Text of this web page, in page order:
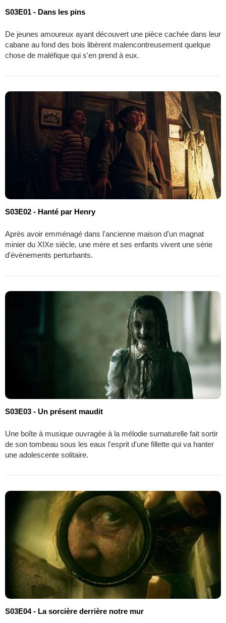
S03E01 - Dans les pins
De jeunes amoureux ayant découvert une pièce cachée dans leur
cabane au fond des bois libèrent malencontreusement quelque
chose de maléfique qui s'en prend à eux.
S03E02 - Hanté par Henry
Après avoir emménagé dans l'ancienne maison d'un magnat
minier du XIXe siècle, une mère et ses enfants vivent une série
d'évènements perturbants.
S03E03 - Un présent maudit
Une boîte à musique ouvragée à la mélodie surnaturelle fait sortir
de son tombeau sous les eaux l'esprit d'une fillette qui va hanter
une adolescente solitaire.
S03E04 - La sorcière derrière notre mur